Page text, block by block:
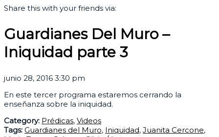
Share this with your friends via:
Guardianes Del Muro –
Iniquidad parte 3
junio 28, 2016 3:30 pm
En este tercer programa estaremos cerrando la
enseñanza sobre la iniquidad.
Category: Prédicas, Videos
Tags: Guardianes del Muro, Iniquidad, Juanita Cercone,